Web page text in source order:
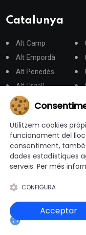
Catalunya
Alt Camp
Alt Empordà
Alt Penedès
Alt Urgell
Alta Ribagorça
Anoia
Aran
Bages
Baix Camp
Baix Ebre
Baix Empordà
Baix Llobregat
Baix Penedès
Barcelonès
Utilitzem cookies
funcionament del lloc
consentiment,
dades estadístiques
serveis. Per més
CONFIGURA
Acceptar